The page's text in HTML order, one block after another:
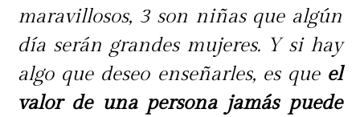
maravillosos, 3 son niñas que algún
día serán grandes mujeres. Y si hay
algo que deseo enseñarles, es que el
valor de una persona jamás puede